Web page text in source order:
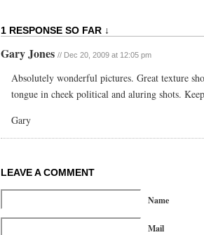
1 RESPONSE SO FAR ↓
Gary Jones // Dec 20, 2009 at 12:05 pm
Absolutely wonderful pictures. Great texture
tongue in cheek political and aluring shots.
Gary
LEAVE A COMMENT
Name
Mail